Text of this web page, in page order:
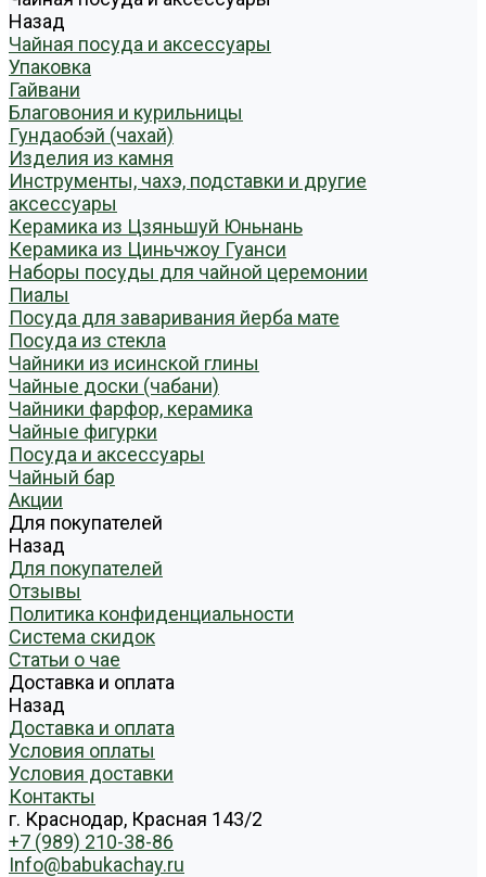
Назад
Чайная посуда и аксессуары
Упаковка
Гайвани
Благовония и курильницы
Гундаобэй (чахай)
Изделия из камня
Инструменты, чахэ, подставки и другие
аксессуары
Керамика из Цзяньшуй Юньнань
Керамика из Циньчжоу Гуанси
Наборы посуды для чайной церемонии
Пиалы
Посуда для заваривания йерба мате
Посуда из стекла
Чайники из исинской глины
Чайные доски (чабани)
Чайники фарфор, керамика
Чайные фигурки
Посуда и аксессуары
Чайный бар
Акции
Для покупателей
Назад
Для покупателей
Отзывы
Политика конфиденциальности
Система скидок
Статьи о чае
Доставка и оплата
Назад
Доставка и оплата
Условия оплаты
Условия доставки
Контакты
г. Краснодар, Красная 143/2
+7 (989) 210-38-86
Info@babukachay.ru